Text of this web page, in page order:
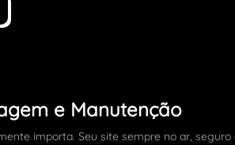
e Manutenção
importa. Seu site sempre no ar, seguro